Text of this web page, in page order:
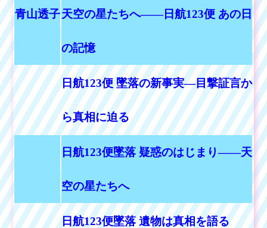
青山透子天空の星たちへ――日航123便 あの日
の記憶
日航123便 墜落の新事実―目撃証言か
ら真相に迫る
日航123便墜落 疑惑のはじまり――天
空の星たちへ
日航123便墜落 遺物は真相を語る